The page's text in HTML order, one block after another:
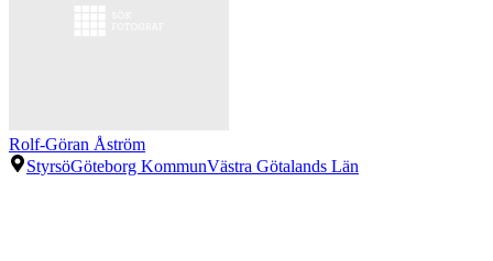
Rolf-Göran Åström
StyrsöGöteborg KommunVästra Götalands Län